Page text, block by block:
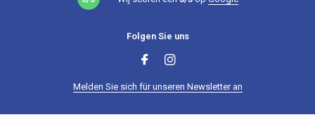
Folgen Sie uns
Melden Sie sich für unseren Newsletter an